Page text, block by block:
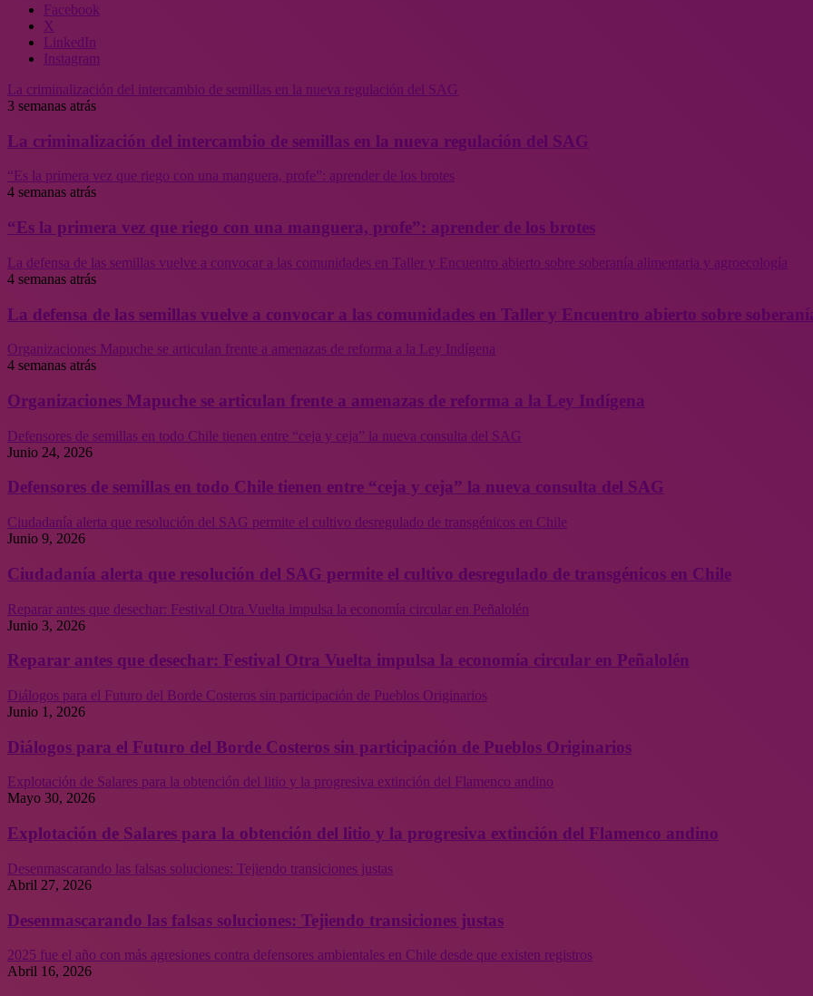
Facebook
X
LinkedIn
Instagram
La criminalización del intercambio de semillas en la nueva regulación del SAG
3 semanas atrás
La criminalización del intercambio de semillas en la nueva regulación del SAG
“Es la primera vez que riego con una manguera, profe”: aprender de los brotes
4 semanas atrás
“Es la primera vez que riego con una manguera, profe”: aprender de los brotes
La defensa de las semillas vuelve a convocar a las comunidades en Taller y Encuentro abierto sobre soberanía alimentaria y agroecología
4 semanas atrás
La defensa de las semillas vuelve a convocar a las comunidades en Taller y Encuentro abierto sobre
Organizaciones Mapuche se articulan frente a amenazas de reforma a la Ley Indígena
4 semanas atrás
Organizaciones Mapuche se articulan frente a amenazas de reforma a la Ley Indígena
Defensores de semillas en todo Chile tienen entre “ceja y ceja” la nueva consulta del SAG
Junio 24, 2026
Defensores de semillas en todo Chile tienen entre “ceja y ceja” la nueva consulta del SAG
Ciudadanía alerta que resolución del SAG permite el cultivo desregulado de transgénicos en Chile
Junio 9, 2026
Ciudadanía alerta que resolución del SAG permite el cultivo desregulado de transgénicos en Chile
Reparar antes que desechar: Festival Otra Vuelta impulsa la economía circular en Peñalolén
Junio 3, 2026
Reparar antes que desechar: Festival Otra Vuelta impulsa la economía circular en Peñalolén
Diálogos para el Futuro del Borde Costeros sin participación de Pueblos Originarios
Junio 1, 2026
Diálogos para el Futuro del Borde Costeros sin participación de Pueblos Originarios
Explotación de Salares para la obtención del litio y la progresiva extinción del Flamenco andino
Mayo 30, 2026
Explotación de Salares para la obtención del litio y la progresiva extinción del Flamenco andino
Desenmascarando las falsas soluciones: Tejiendo transiciones justas
Abril 27, 2026
Desenmascarando las falsas soluciones: Tejiendo transiciones justas
2025 fue el año con más agresiones contra defensores ambientales en Chile desde que existen registros
Abril 16, 2026